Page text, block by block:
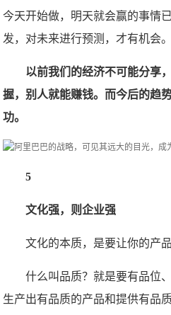
今天开始做，明天就会赢的事情
发，对未来进行预测，才有机会。
以前我们的经济不可能分享
握，别人就能赚钱。而今后的趋
功。
5
文化强，则企业强
文化的本质，是要让你的产品
什么叫品质？就是要有品位
生产出有品质的产品和提供有品